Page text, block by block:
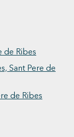
de Ribes
Sant Pere de
de Ribes